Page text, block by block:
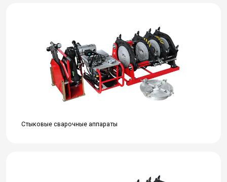
Стыковые сварочные аппараты